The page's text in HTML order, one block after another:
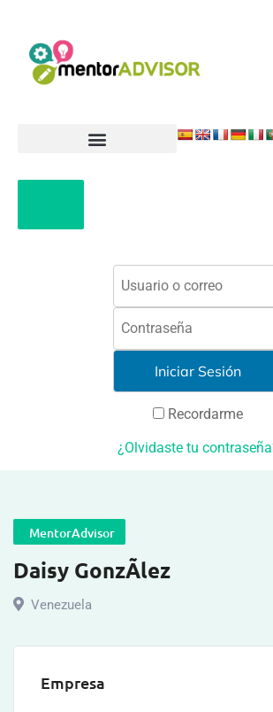
Recordarme
¿Olvidaste tu
MentorAdvisor
Daisy GonzÃlez
Venezuela
Empresa